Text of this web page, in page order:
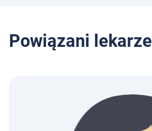
Powiązani lekarze